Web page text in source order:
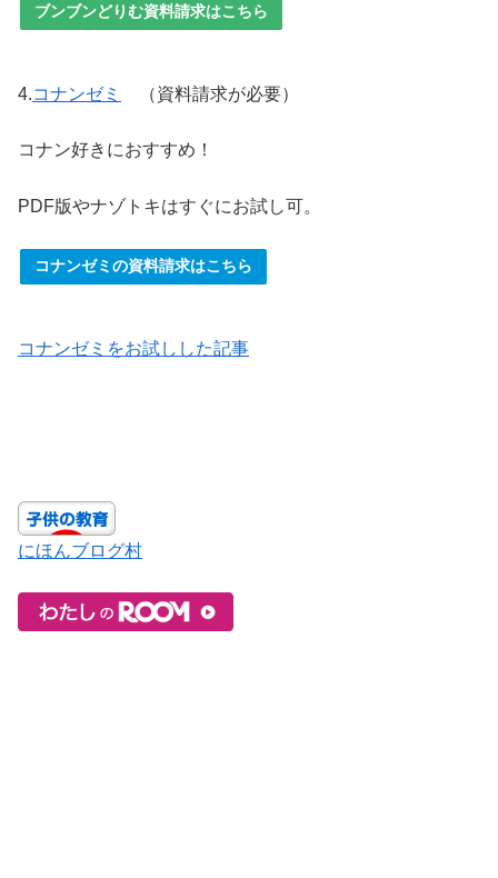
ブンブンどりむ資料請求はこちら
4.コナンゼミ （資料請求が必要）
コナン好きにおすすめ！
PDF版やナゾトキはすぐにお試し可。
コナンゼミの資料請求はこちら
コナンゼミをお試しした記事
にほんブログ村